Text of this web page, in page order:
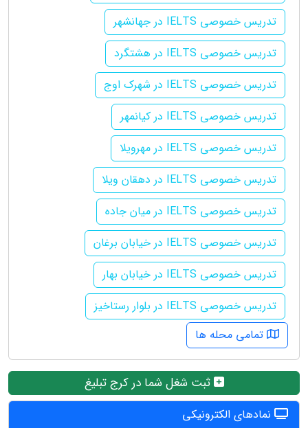
تدریس خصوصی IELTS در جهانشهر
تدریس خصوصی IELTS در هشتگرد
تدریس خصوصی IELTS در شهرک اوج
تدریس خصوصی IELTS در کیانمهر
تدریس خصوصی IELTS در مهرویلا
تدریس خصوصی IELTS در دهقان ویلا
تدریس خصوصی IELTS در میان جاده
تدریس خصوصی IELTS در خیابان برغان
تدریس خصوصی IELTS در خیابان بهار
تدریس خصوصی IELTS در بلوار رستاخیز
تمامی محله ها
ثبت شغل شما در کرج تبلیغ
نمادهای الکترونیکی